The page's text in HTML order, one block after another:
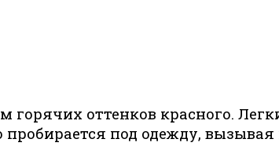
оттенков красного.
под одежду, вызывая